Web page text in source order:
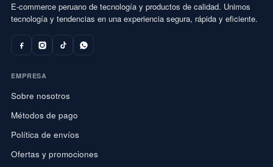
E-commerce peruano de tecnología y productos de calidad. Unimos
tecnología y tendencias en una experiencia segura, rápida y eficiente.
EMPRESA
Sobre nosotros
Métodos de pago
Política de envíos
Ofertas y promociones